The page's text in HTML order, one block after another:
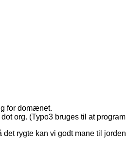
for domænet.
org. (Typo3 bruges til at
rygte kan vi godt mane til